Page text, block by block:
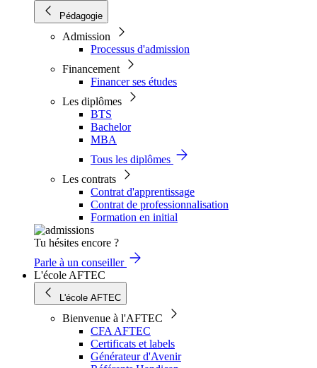
Pédagogie
Admission
Processus d'admission
Financement
Financer ses études
Les diplômes
BTS
Bachelor
MBA
Tous les diplômes
Les contrats
Contrat d'apprentissage
Contrat de professionnalisation
Formation en initial
Tu hésites encore ?
Parle à un conseiller
L'école AFTEC
L'école AFTEC
Bienvenue à l'AFTEC
CFA AFTEC
Certificats et labels
Générateur d'Avenir